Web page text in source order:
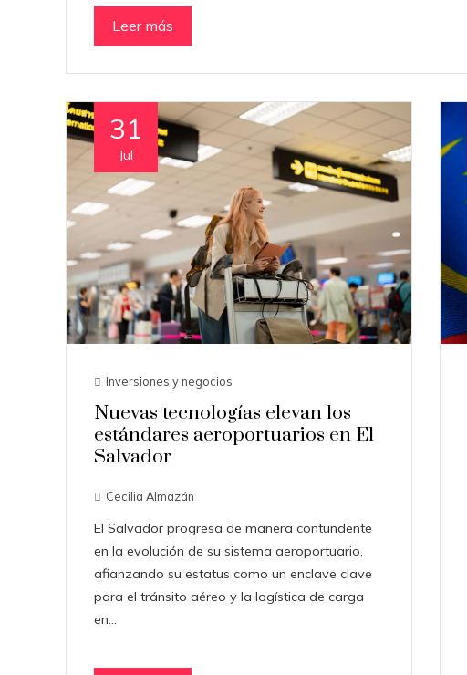
Leer más
31
Jul
Inversiones y negocios
Nuevas tecnologías elevan los
estándares aeroportuarios en El
Salvador
Cecilia Almazán
El Salvador progresa de manera contundente
en la evolución de su sistema aeroportuario,
afianzando su estatus como un enclave clave
para el tránsito aéreo y la logística de carga
en…